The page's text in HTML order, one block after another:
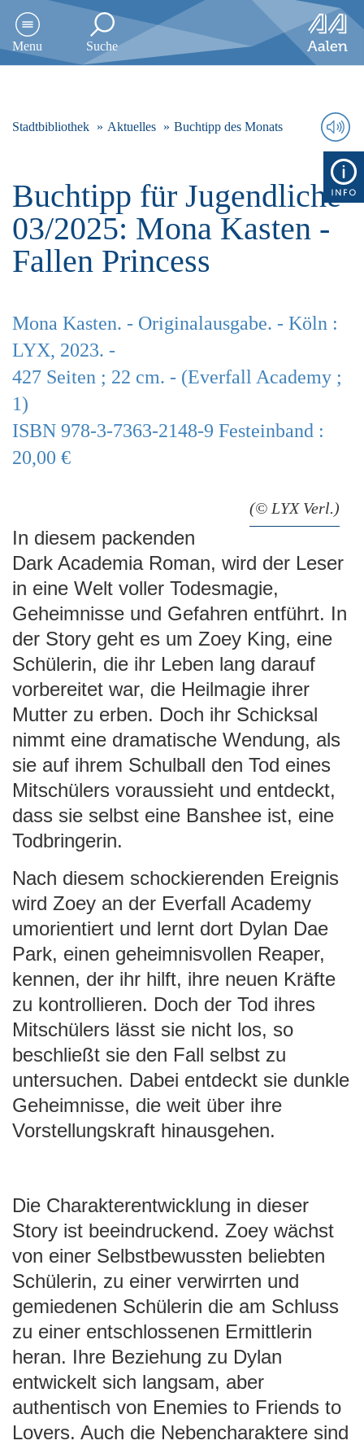
r
e
n
g
Menu Suche
Stadtbibliothek Aktuelles Buchtipp des Monats
Buchtipp für Jugendliche
03/2025: Mona Kasten -
Fallen Princess
Mona Kasten. - Originalausgabe. - Köln :
LYX, 2023. -
427 Seiten ; 22 cm. - (Everfall Academy ;
1)
ISBN 978-3-7363-2148-9 Festeinband :
20,00 €
(© LYX Verl.)
In diesem packenden
Dark Academia Roman, wird der Leser
in eine Welt voller Todesmagie,
Geheimnisse und Gefahren entführt. In
der Story geht es um Zoey King, eine
Schülerin, die ihr Leben lang darauf
vorbereitet war, die Heilmagie ihrer
Mutter zu erben. Doch ihr Schicksal
nimmt eine dramatische Wendung, als
sie auf ihrem Schulball den Tod eines
Mitschülers voraussieht und entdeckt,
dass sie selbst eine Banshee ist, eine
Todbringerin.
Nach diesem schockierenden Ereignis
wird Zoey an der Everfall Academy
umorientiert und lernt dort Dylan Dae
Park, einen geheimnisvollen Reaper,
kennen, der ihr hilft, ihre neuen Kräfte
zu kontrollieren. Doch der Tod ihres
Mitschülers lässt sie nicht los, so
beschließt sie den Fall selbst zu
untersuchen. Dabei entdeckt sie dunkle
Geheimnisse, die weit über ihre
Vorstellungskraft hinausgehen.
Die Charakterentwicklung in dieser
Story ist beeindruckend. Zoey wächst
von einer Selbstbewussten beliebten
Schülerin, zu einer verwirrten und
gemiedenen Schülerin die am Schluss
zu einer entschlossenen Ermittlerin
heran. Ihre Beziehung zu Dylan
entwickelt sich langsam, aber
authentisch von Enemies to Friends to
Lovers. Auch die Nebencharaktere sind